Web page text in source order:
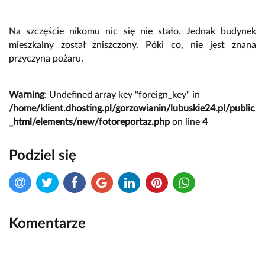
Na szczęście nikomu nic się nie stało. Jednak budynek
mieszkalny został zniszczony. Póki co, nie jest znana
przyczyna pożaru.
Warning: Undefined array key "foreign_key" in
/home/klient.dhosting.pl/gorzowianin/lubuskie24.pl/public
_html/elements/new/fotoreportaz.php on line 4
Podziel się
Komentarze